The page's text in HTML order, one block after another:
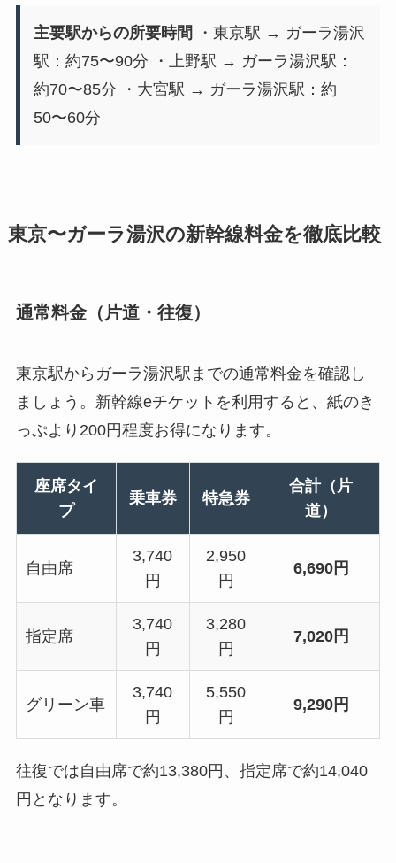
主要駅からの所要時間 ・東京駅 → ガーラ湯沢
駅：約75〜90分 ・上野駅 → ガーラ湯沢駅：
約70〜85分 ・大宮駅 → ガーラ湯沢駅：約
50〜60分
東京〜ガーラ湯沢の新幹線料金を徹底比較
通常料金（片道・往復）
東京駅からガーラ湯沢駅までの通常料金を確認し
ましょう。新幹線eチケットを利用すると、紙のき
っぷより200円程度お得になります。
座席タイ
プ
乗車券 特急券
合計（片
道）
自由席
3,740
円
2,950
円
6,690円
指定席
3,740
円
3,280
円
7,020円
グリーン車
3,740
円
5,550
円
9,290円
往復では自由席で約13,380円、指定席で約14,040
円となります。